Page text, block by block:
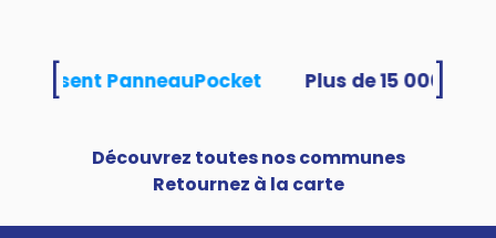
utilisent PanneauPocket
Découvrez toutes nos communes
Retournez à la carte